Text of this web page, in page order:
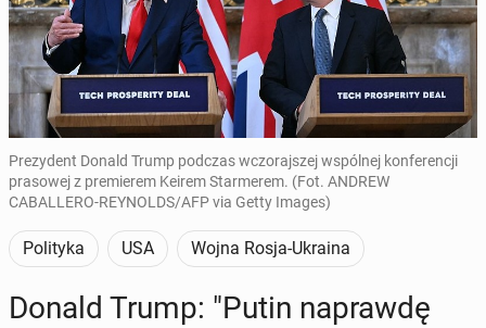
Prezydent Donald Trump podczas wczorajszej wspólnej konferencji
prasowej z premierem Keirem Starmerem. (Fot. ANDREW
CABALLERO-REYNOLDS/AFP via Getty Images)
Polityka USA Wojna Rosja-Ukraina
Donald Trump: "Putin na­praw­dę